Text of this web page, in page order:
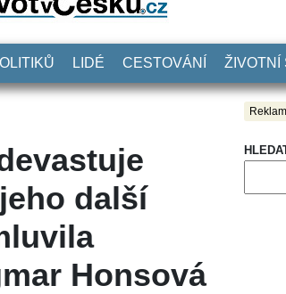
LIDÉ CESTOVÁNÍ ŽIVOTNÍ
další
Honsová